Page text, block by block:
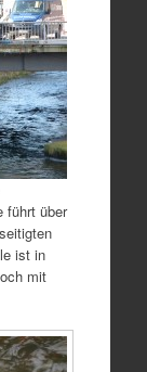
führt über
ist in
mit